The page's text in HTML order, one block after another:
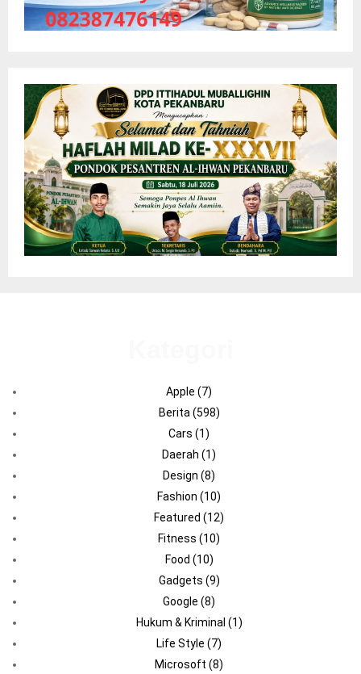
Apple (7)
Berita (598)
Cars (1)
Daerah (1)
Design (8)
Fashion (10)
Featured (12)
Fitness (10)
Food (10)
Gadgets (9)
Google (8)
Hukum & Kriminal (1)
Life Style (7)
Microsoft (8)